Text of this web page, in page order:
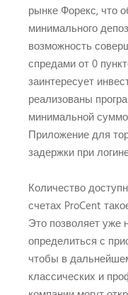
рынке Форекс, что
минимального
возможность
спредами от 0
заинтересует
реализованы
минимальной
Приложение для
задержки при
Количество
счетах ProCent
Это позволяет уже
определиться с
чтобы в
классических и